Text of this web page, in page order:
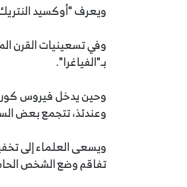
ويعرف "أوكسيد
وفي تسعينيات القرن
بـ"الفياغرا".
وحين يدخل فيروس
وعندئذ، تتجمع بعض
ويسعى العلماء إلى
تفاقم وضع الشخص